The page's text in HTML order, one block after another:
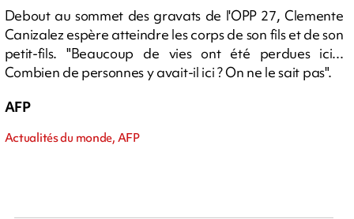
Debout au sommet des gravats de l'OPP 27, Clemente
Canizalez espère atteindre les corps de son fils et de son
petit-fils. "Beaucoup de vies ont été perdues ici...
Combien de personnes y avait-il ici ? On ne le sait pas".
AFP
Actualités du monde, AFP